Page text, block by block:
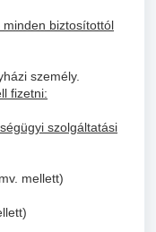
biztosítottól
személy.
fizetni:
szolgáltatási
mellett)